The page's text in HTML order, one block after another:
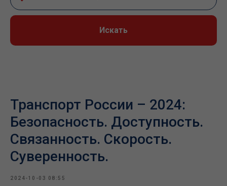
Искать
Транспорт России – 2024:
Безопасность. Доступность.
Связанность. Скорость.
Суверенность.
2024-10-03 08:55